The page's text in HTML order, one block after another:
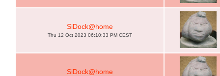
SiDock@home
Thu 12 Oct 2023 06:10:33 PM CEST
SiDock@home